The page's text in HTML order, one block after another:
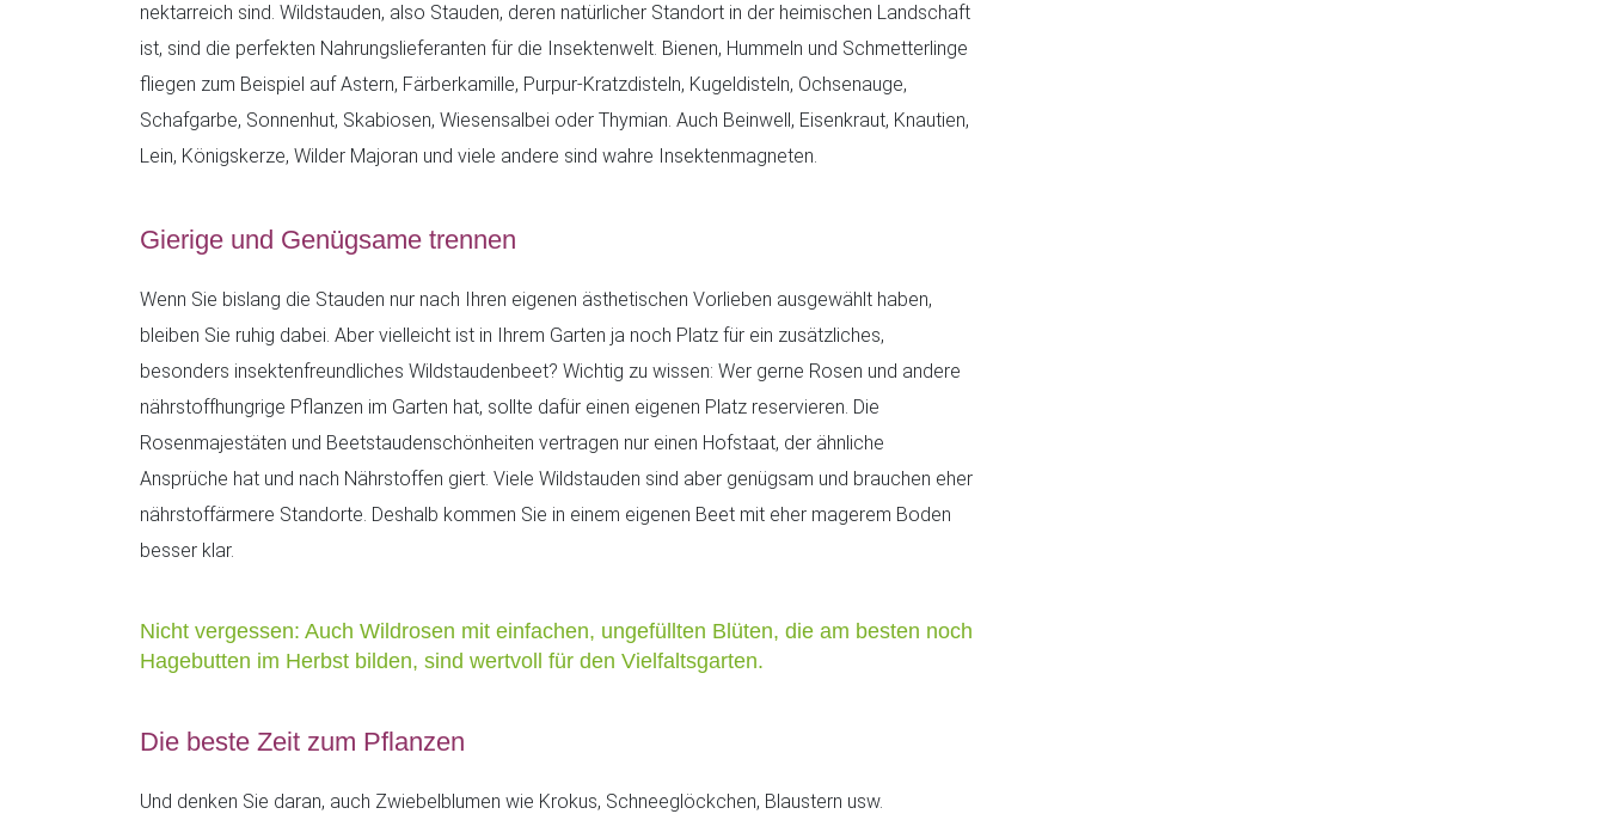
nektarreich sind. Wildstauden, also Stauden, deren natürlicher Standort in der heimischen Landschaft
ist, sind die perfekten Nahrungslieferanten für die Insektenwelt. Bienen, Hummeln und Schmetterlinge
fliegen zum Beispiel auf Astern, Färberkamille, Purpur-Kratzdisteln, Kugeldisteln, Ochsenauge,
Schafgarbe, Sonnenhut, Skabiosen, Wiesensalbei oder Thymian. Auch Beinwell, Eisenkraut, Knautien,
Lein, Königskerze, Wilder Majoran und viele andere sind wahre Insektenmagneten.
Gierige und Genügsame trennen
Wenn Sie bislang die Stauden nur nach Ihren eigenen ästhetischen Vorlieben ausgewählt haben,
bleiben Sie ruhig dabei. Aber vielleicht ist in Ihrem Garten ja noch Platz für ein zusätzliches,
besonders insektenfreundliches Wildstaudenbeet? Wichtig zu wissen: Wer gerne Rosen und andere
nährstoffhungrige Pflanzen im Garten hat, sollte dafür einen eigenen Platz reservieren. Die
Rosenmajestäten und Beetstaudenschönheiten vertragen nur einen Hofstaat, der ähnliche
Ansprüche hat und nach Nährstoffen giert. Viele Wildstauden sind aber genügsam und brauchen eher
nährstoffärmere Standorte. Deshalb kommen Sie in einem eigenen Beet mit eher magerem Boden
besser klar.
Nicht vergessen: Auch Wildrosen mit einfachen, ungefüllten Blüten, die am besten noch
Hagebutten im Herbst bilden, sind wertvoll für den Vielfaltsgarten.
Die beste Zeit zum Pflanzen
Und denken Sie daran, auch Zwiebelblumen wie Krokus, Schneeglöckchen, Blaustern usw.